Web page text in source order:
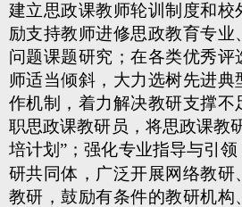
建立思政课教师轮训制度和校
励支持教师进修思政教育专业
问题课题研究；在各类优秀评
师适当倾斜，大力选树先进典
作机制，着力解决教研支撑不
职思政课教研员，将思政课教
培计划”；强化专业指导与引领
研共同体，广泛开展网络教研
教研，鼓励有条件的教研机构